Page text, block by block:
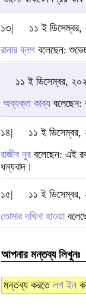
১৩|
১১ ই
রানার ব্লগ বলেছেন:
১১ ই ডিসেম্বর,
অব্যক্ত কাব্য বলেছেন:
১৪|
১১ ই
রাজীব নুর বলেছেন: এই
ধন্যবাদ।
১৫|
১১ ই ডিসেম্বর,
তোমার দখিনা হাওয়া
আপনার মন্তব্য লিখুনঃ
মন্তব্য করতে লগ ইন